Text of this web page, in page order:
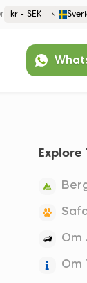
kr - SEK
Explore
Om
Om